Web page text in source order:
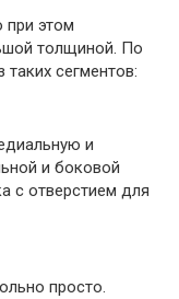
при этом
толщиной. По
таких сегментов:
и
и боковой
с отверстием для
просто.